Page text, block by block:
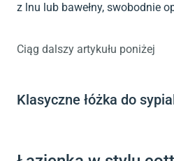
z lnu lub bawełny, swobodnie
Ciąg dalszy artykułu poniżej
Klasyczne łóżka do